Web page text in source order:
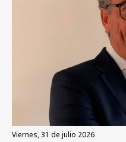
viernes, 31 de julio 2026